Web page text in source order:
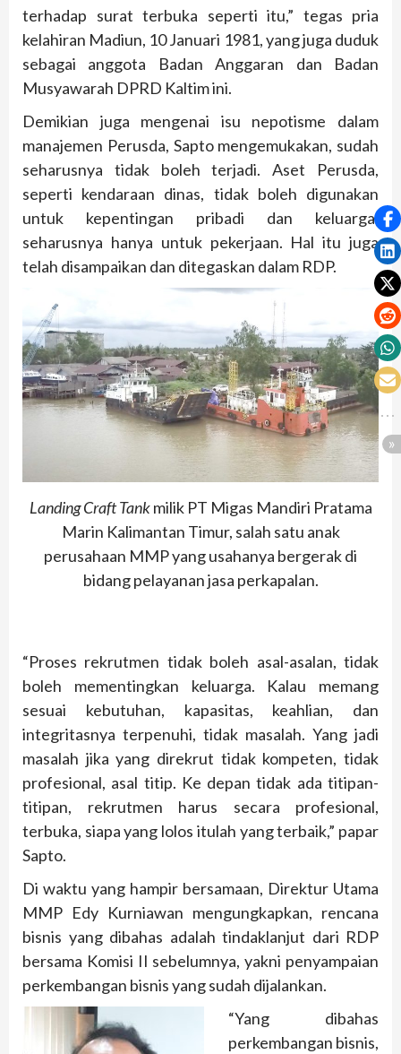
terhadap surat terbuka seperti itu,” tegas pria
kelahiran Madiun, 10 Januari 1981, yang juga duduk
sebagai anggota Badan Anggaran dan Badan
Musyawarah DPRD Kaltim ini.
Demikian juga mengenai isu nepotisme dalam
manajemen Perusda, Sapto mengemukakan, sudah
seharusnya tidak boleh terjadi. Aset Perusda,
seperti kendaraan dinas, tidak boleh digunakan
untuk kepentingan pribadi dan keluarga,
seharusnya hanya untuk pekerjaan. Hal itu juga
telah disampaikan dan ditegaskan dalam RDP.
Landing Craft Tankmilik PT Migas Mandiri Pratama
Marin Kalimantan Timur, salah satu anak
perusahaan MMP yang usahanya bergerak di
bidang pelayanan jasa perkapalan.
“Proses rekrutmen tidak boleh asal-asalan, tidak
boleh mementingkan keluarga. Kalau memang
sesuai kebutuhan, kapasitas, keahlian, dan
integritasnya terpenuhi, tidak masalah. Yang jadi
masalah jika yang direkrut tidak kompeten, tidak
profesional, asal titip. Ke depan tidak ada titipan-
titipan, rekrutmen harus secara profesional,
terbuka, siapa yang lolos itulah yang terbaik,” papar
Sapto.
Di waktu yang hampir bersamaan, Direktur Utama
MMP Edy Kurniawan mengungkapkan, rencana
bisnis yang dibahas adalah tindaklanjut dari RDP
bersama Komisi II sebelumnya, yakni penyampaian
perkembangan bisnis yang sudah dijalankan.
“Yang dibahas
perkembangan bisnis,